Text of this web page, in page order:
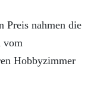
Preis nahmen die
vom
Hobbyzimmer